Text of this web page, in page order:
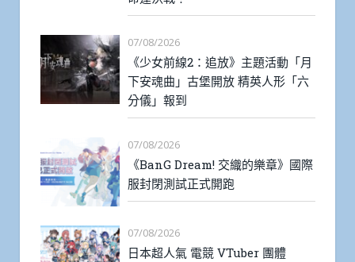
07/08/2026
《少女前線2：追放》主題活動「月
下安魂曲」古堡開放 精英人形「六
分儀」報到
07/08/2026
《BanG Dream! 交織的樂章》國際
服封閉測試正式開跑
07/08/2026
日本超人氣 電競 VTuber 團體